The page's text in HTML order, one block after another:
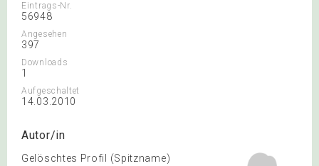
Eintrags-Nr.
56948
Angesehen
397
Downloads
1
Aufgeschaltet
14.03.2010
Autor/in
Gelöschtes Profil (Spitzname)